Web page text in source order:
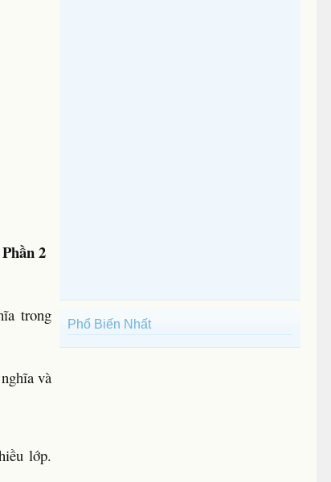
2
trong
và
lớp.
Phổ Biến Nhất